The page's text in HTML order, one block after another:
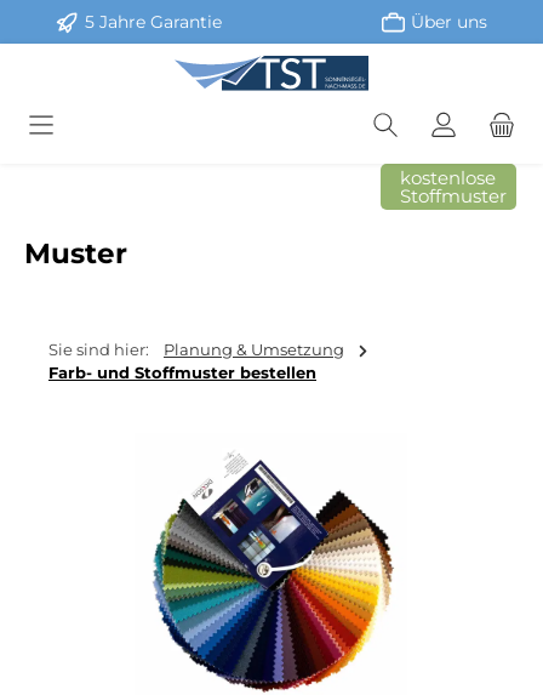
Zum Hauptinhalt springen
5 Jahre Garantie Über uns
kostenlose
Stoffmuster
Muster
Sie sind hier:
Planung & Umsetzung
Farb- und Stoffmuster bestellen